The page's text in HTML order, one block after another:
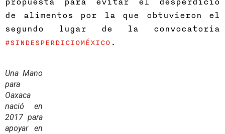
de alimentos por la que obtuvieron el
segundo lugar de la convocatoria
#SINDESPERDICIOMÉXICO .
Una Mano
para
Oaxaca
nació en
2017 para
apoyar en